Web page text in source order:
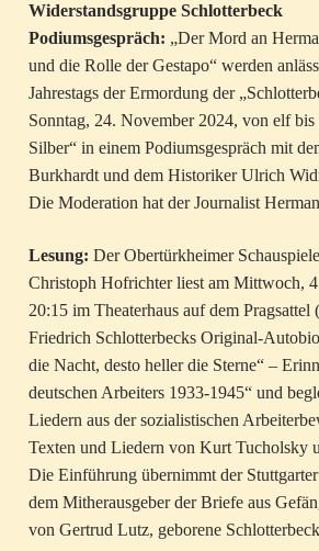
Widerstandsgruppe Schlotterbeck
Podiumsgespräch: „Der Mord an
und die Rolle der Gestapo“ werden
Jahrestags der Ermordung der
Sonntag, 24. November 2024, von elf
Silber“ in einem Podiumsgespräch mit
Burkhardt und dem Historiker Ulrich
Die Moderation hat der Journalist
Lesung: Der Obertürkheimer
Christoph Hofrichter liest am Mittwoch,
20:15 im Theaterhaus auf dem Pragsattel
Friedrich Schlotterbecks Original-
die Nacht, desto heller die Sterne“ –
deutschen Arbeiters 1933-1945“ und
Liedern aus der sozialistischen
Texten und Liedern von Kurt Tucholsky
Die Einführung übernimmt der
dem Mitherausgeber der Briefe aus
von Gertrud Lutz, geborene